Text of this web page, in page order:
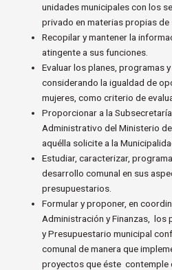
unidades municipales con los
privado en materias propias de
Recopilar y mantener la
atingente a sus funciones.
Evaluar los planes, programas
considerando la igualdad de
mujeres, como criterio de
Proporcionar a la
Administrativo del Ministerio
aquélla solicite a la
Estudiar, caracterizar,
desarrollo comunal en sus
presupuestarios.
Formular y proponer, en
Administración y Finanzas, los
y Presupuestario municipal
comunal de manera que
proyectos que éste contemple